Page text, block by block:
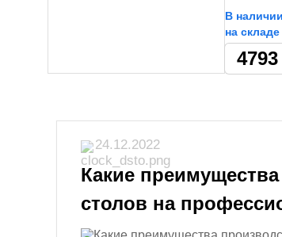
В наличии
на
4793
24.12.2022
Какие
столов на